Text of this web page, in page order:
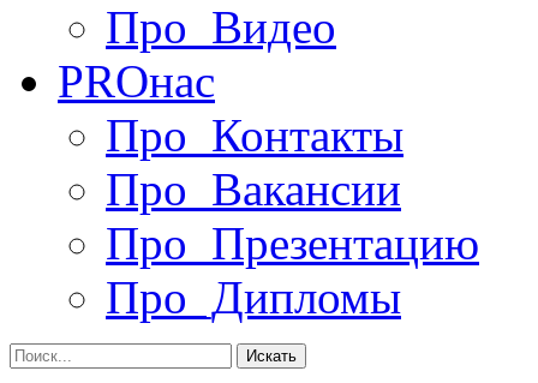
Про_Видео
PROнас
Про_Контакты
Про_Вакансии
Про_Презентацию
Про_Дипломы